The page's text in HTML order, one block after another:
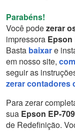
Parabéns!
Você podezerar
impressora Epson
Basta baixare
em nosso site,
seguir as
zerar contadores
Para zerar
sua Epson EP-
de Redefinição.